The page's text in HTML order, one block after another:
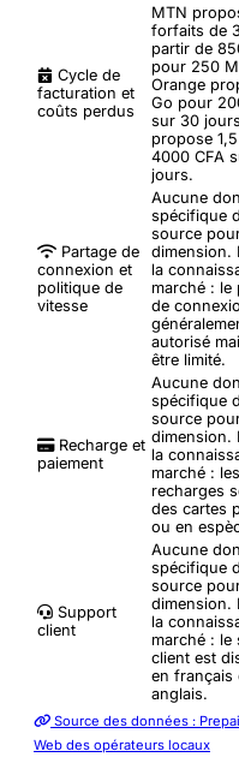
Cycle de
facturation et
coûts perdus
MTN
forfaits de
partir de
pour 250
Orange
Go pour
sur 30
propose
4000 CFA
jours.
Partage de
connexion et
politique de
vitesse
Aucune
spécifique
source
dimension.
la
marché : le
de
autorisé
être limité.
Recharge et
paiement
Aucune
spécifique
source
dimension.
la
marché : les
recharges
des cartes
ou en
Support
client
Aucune
spécifique
source
dimension.
la
marché : le
client est
en français
anglais.
Source des données :
Web des opérateurs locaux